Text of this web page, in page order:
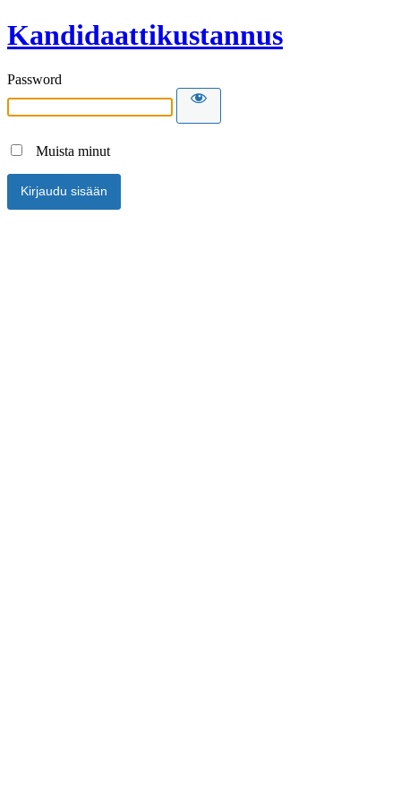
Kandidaattikustannus
Password
Muista minut